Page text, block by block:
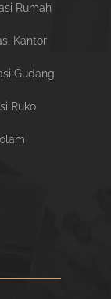
Rumah
Kantor
Gudang
Ruko